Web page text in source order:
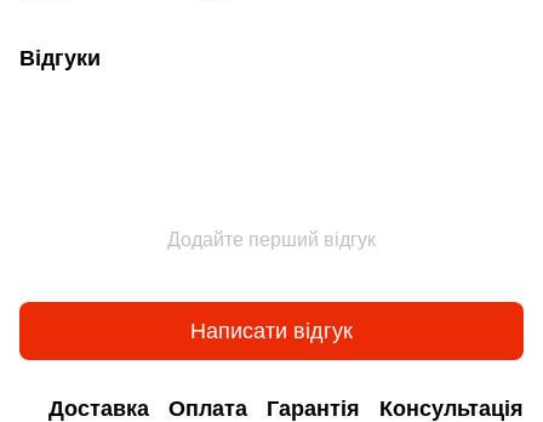
Відгуки
Додайте перший відгук
Написати відгук
Доставка Оплата Гарантія Консультація